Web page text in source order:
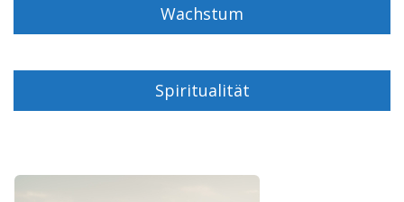
Wachstum
Spiritualität